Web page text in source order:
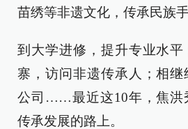
苗绣等非遗文化，传承民族手
到大学进修，提升专业水
寨，访问非遗传承人；相继
公司……最近这10年，焦洪
传承发展的路上。